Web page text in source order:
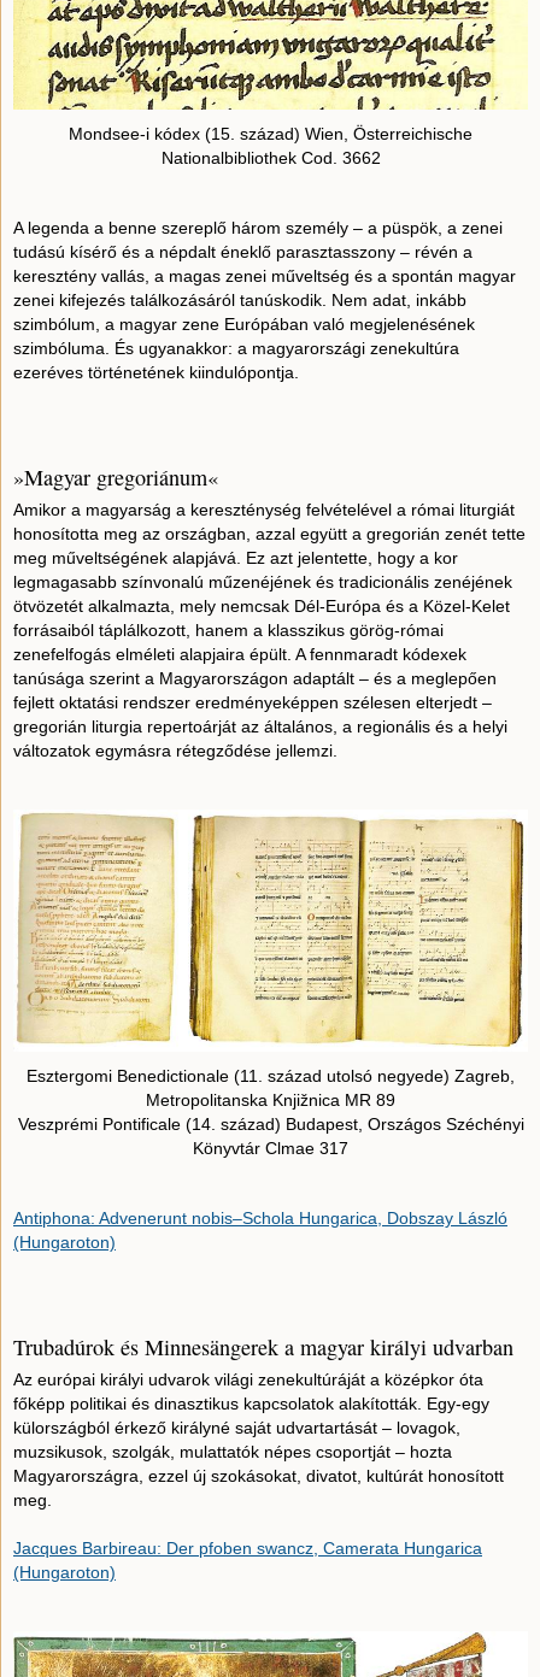
Mondsee-i kódex (15. század) Wien, Österreichische
Nationalbibliothek Cod. 3662
A legenda a benne szereplő három személy – a püspök, a zenei
tudású kísérő és a népdalt éneklő parasztasszony – révén a
keresztény vallás, a magas zenei műveltség és a spontán magyar
zenei kifejezés találkozásáról tanúskodik. Nem adat, inkább
szimbólum, a magyar zene Európában való megjelenésének
szimbóluma. És ugyanakkor: a magyarországi zenekultúra
ezeréves történetének kiindulópontja.
»Magyar gregoriánum«
Amikor a magyarság a kereszténység felvételével a római liturgiát
honosította meg az országban, azzal együtt a gregorián zenét tette
meg műveltségének alapjává. Ez azt jelentette, hogy a kor
legmagasabb színvonalú műzenéjének és tradicionális zenéjének
ötvözetét alkalmazta, mely nemcsak Dél-Európa és a Közel-Kelet
forrásaiból táplálkozott, hanem a klasszikus görög-római
zenefelfogás elméleti alapjaira épült. A fennmaradt kódexek
tanúsága szerint a Magyarországon adaptált – és a meglepően
fejlett oktatási rendszer eredményeképpen szélesen elterjedt –
gregorián liturgia repertoárját az általános, a regionális és a helyi
változatok egymásra rétegződése jellemzi.
Esztergomi Benedictionale (11. század utolsó negyede) Zagreb,
Metropolitanska Knjižnica MR 89
Veszprémi Pontificale (14. század) Budapest, Országos Széchényi
Könyvtár Clmae 317
Antiphona: Advenerunt nobis–Schola Hungarica, Dobszay László
(Hungaroton)
Trubadúrok és Minnesängerek a magyar királyi udvarban
Az európai királyi udvarok világi zenekultúráját a középkor óta
főképp politikai és dinasztikus kapcsolatok alakították. Egy-egy
külországból érkező királyné saját udvartartását – lovagok,
muzsikusok, szolgák, mulattatók népes csoportját – hozta
Magyarországra, ezzel új szokásokat, divatot, kultúrát honosított
meg.
Jacques Barbireau: Der pfoben swancz, Camerata Hungarica
(Hungaroton)